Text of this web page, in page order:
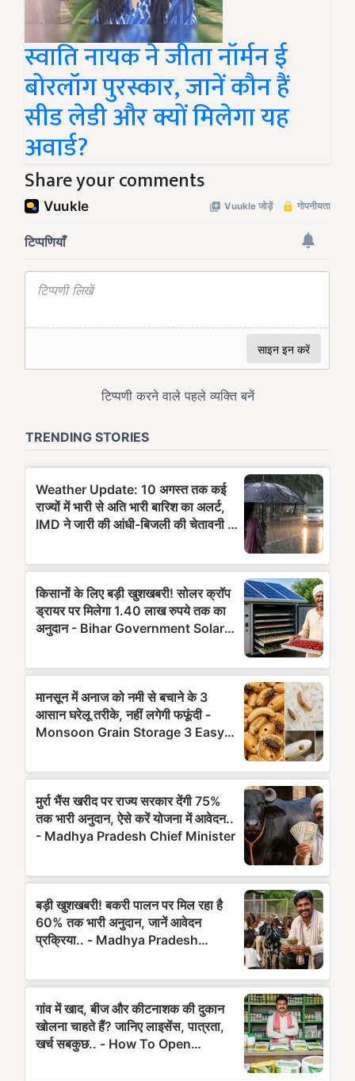
स्वाति नायक ने जीता नॉर्मन ई
बोरलॉग पुरस्कार, जानें कौन हैं
सीड लेडी और क्यों मिलेगा यह
अवार्ड?
Share your comments